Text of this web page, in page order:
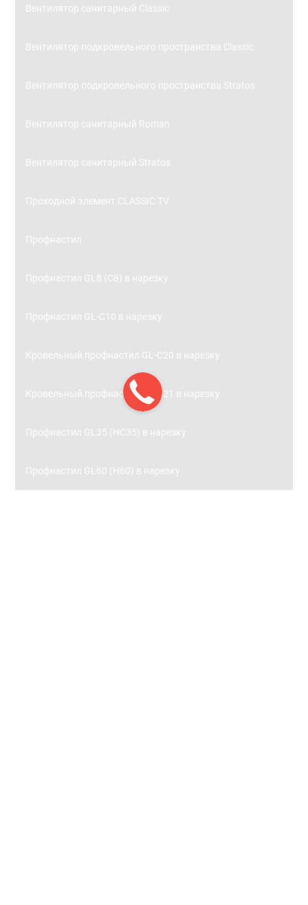
Вентилятор санитарный Classic
Вентилятор подкровельного пространства Classic
Вентилятор подкровельного пространства Stratos
Вентилятор санитарный Roman
Вентилятор санитарный Stratos
Проходной элемент CLASSIC TV
Профнастил
Профнастил GL8 (С8) в нарезку
Профнастил GL-С10 в нарезку
Кровельный профнастил GL-С20 в нарезку
Кровельный профнастил GL-С21 в нарезку
Профнастил GL35 (НС35) в нарезку
Профнастил GL60 (Н60) в нарезку